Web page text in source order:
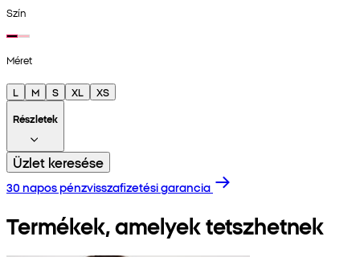
Szín
Méret
L M S XL
XS
Részletek
Üzlet keresése
30 napos pénzvisszafizetési garancia
Termékek, amelyek tetszhetnek